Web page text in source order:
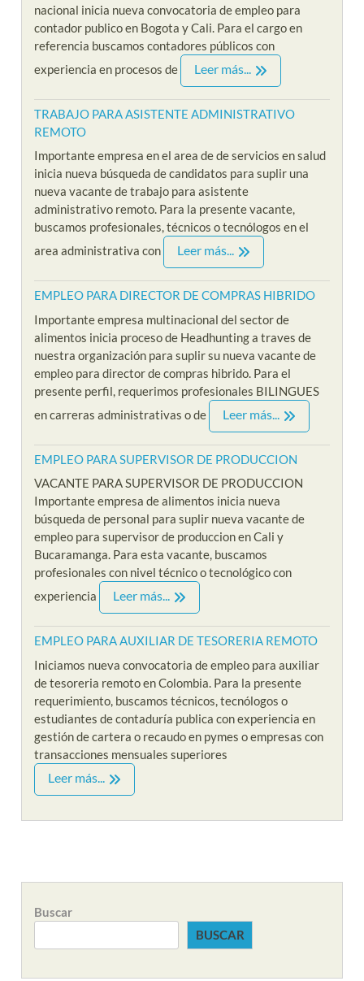
nacional inicia nueva convocatoria de empleo para
contador publico en Bogota y Cali. Para el cargo en
referencia buscamos contadores públicos con
experiencia en procesos de
Leer más...
TRABAJO PARA ASISTENTE ADMINISTRATIVO
REMOTO
Importante empresa en el area de de servicios en salud
inicia nueva búsqueda de candidatos para suplir una
nueva vacante de trabajo para asistente
administrativo remoto. Para la presente vacante,
buscamos profesionales, técnicos o tecnólogos en el
area administrativa con
Leer más...
EMPLEO PARA DIRECTOR DE COMPRAS HIBRIDO
Importante empresa multinacional del sector de
alimentos inicia proceso de Headhunting a traves de
nuestra organización para suplir su nueva vacante de
empleo para director de compras hibrido. Para el
presente perfil, requerimos profesionales BILINGUES
en carreras administrativas o de
Leer más...
EMPLEO PARA SUPERVISOR DE PRODUCCION
VACANTE PARA SUPERVISOR DE PRODUCCION
Importante empresa de alimentos inicia nueva
búsqueda de personal para suplir nueva vacante de
empleo para supervisor de produccion en Cali y
Bucaramanga. Para esta vacante, buscamos
profesionales con nivel técnico o tecnológico con
experiencia
Leer más...
EMPLEO PARA AUXILIAR DE TESORERIA REMOTO
Iniciamos nueva convocatoria de empleo para auxiliar
de tesoreria remoto en Colombia. Para la presente
requerimiento, buscamos técnicos, tecnólogos o
estudiantes de contaduría publica con experiencia en
gestión de cartera o recaudo en pymes o empresas con
transacciones mensuales superiores
Leer más...
Buscar
BUSCAR